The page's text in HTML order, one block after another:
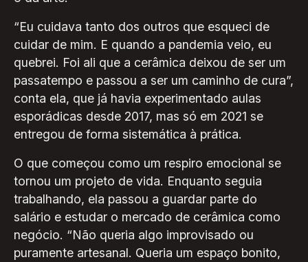
“Eu cuidava tanto dos outros que esqueci de
cuidar de mim. E quando a pandemia veio, eu
quebrei. Foi ali que a cerâmica deixou de ser um
passatempo e passou a ser um caminho de cura”,
conta ela, que já havia experimentado aulas
esporádicas desde 2017, mas só em 2021 se
entregou de forma sistemática à prática.
O que começou como um respiro emocional se
tornou um projeto de vida. Enquanto seguia
trabalhando, ela passou a guardar parte do
salário e estudar o mercado de cerâmica como
negócio. “Não queria algo improvisado ou
puramente artesanal. Queria um espaço bonito,